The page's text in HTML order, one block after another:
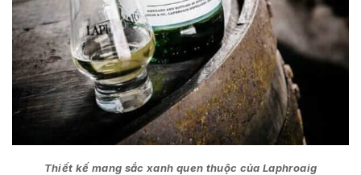
Thiết kế mang sắc xanh quen thuộc của Laphroaig